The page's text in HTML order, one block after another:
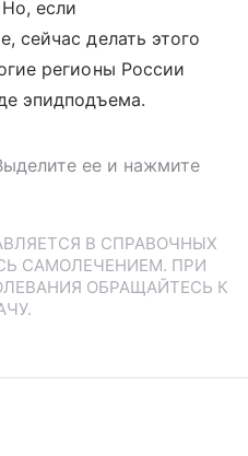
если
сейчас делать этого
регионы России
эпидподъема.
ее и нажмите
В СПРАВОЧНЫХ
САМОЛЕЧЕНИЕМ. ПРИ
ОБРАЩАЙТЕСЬ К